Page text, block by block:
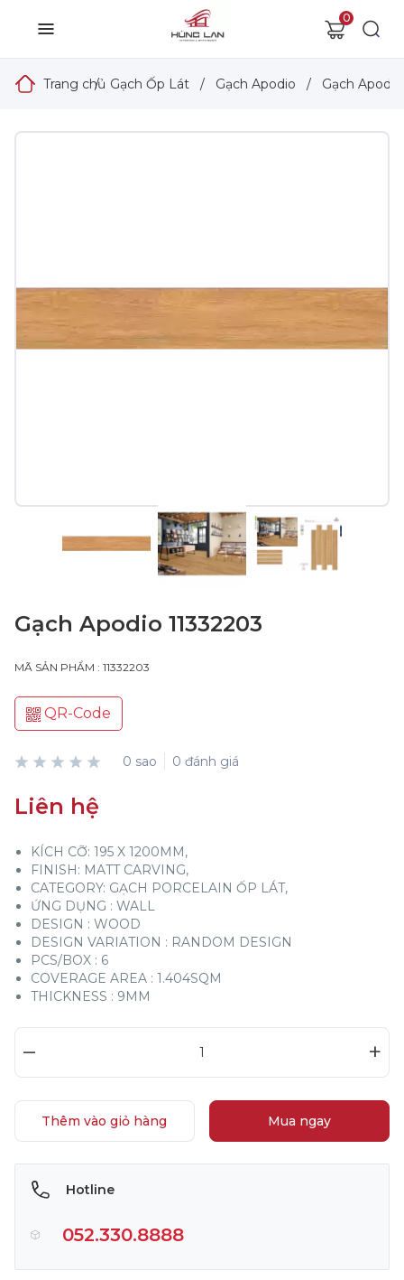
0
Trang chủ
/ Gạch Ốp Lát / Gạch Apodio / Gạch Apodio
Gạch Apodio 11332203
MÃ SẢN PHẨM : 11332203
QR-Code
0 sao 0 đánh giá
Liên hệ
KÍCH CỠ: 195 X 1200MM,
FINISH: MATT CARVING,
CATEGORY: GẠCH PORCELAIN ỐP LÁT,
ỨNG DỤNG : WALL
DESIGN : WOOD
DESIGN VARIATION : RANDOM DESIGN
PCS/BOX : 6
COVERAGE AREA : 1.404SQM
THICKNESS : 9MM
– +
Thêm vào giỏ hàng Mua ngay
Hotline
052.330.8888